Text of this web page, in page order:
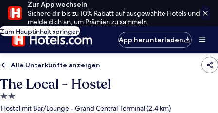
Zur App wechseln
Sichere dir bis zu 10% Rabatt auf ausgewählte Hotels und
melde dich an, um Prämien zu sammeln.
Zum Hauptinhalt springen
App herunterladen
Alle Unterkünfte anzeigen
The Local - Hostel
2.0-
Sterne-
Hostel mit Bar/Lounge - Grand Central Terminal (2,4 km)